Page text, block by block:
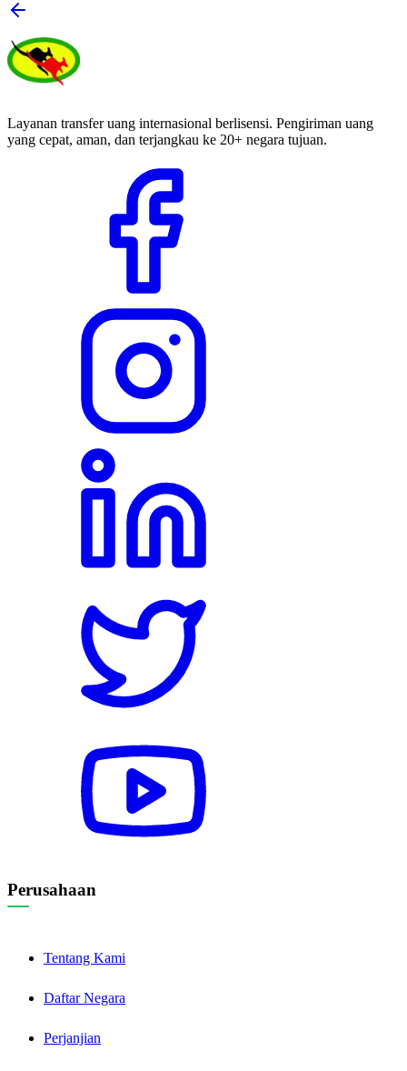
Layanan transfer uang internasional berlisensi. Pengiriman uang
yang cepat, aman, dan terjangkau ke 20+ negara tujuan.
Perusahaan
Tentang Kami
Daftar Negara
Perjanjian